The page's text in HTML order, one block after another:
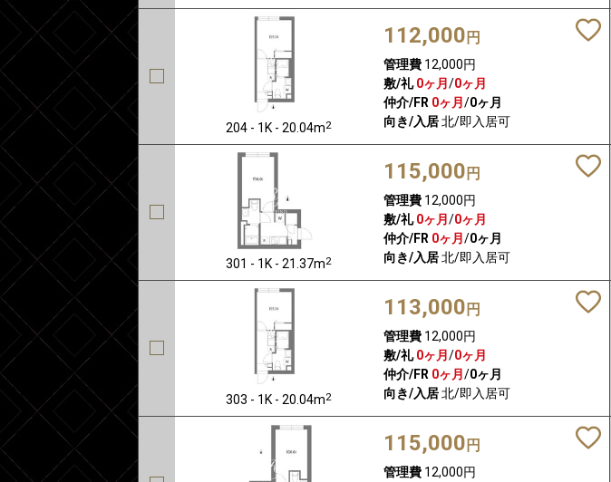
204 - 1K - 20.04m2
112,000 円
管理費12,000円
敷/礼 0ヶ月/0ヶ月
仲介/FR 0ヶ月/0ヶ月
向き/入居北/即入居可
301 - 1K - 21.37m2
115,000 円
管理費12,000円
敷/礼 0ヶ月/0ヶ月
仲介/FR 0ヶ月/0ヶ月
向き/入居北/即入居可
303 - 1K - 20.04m2
113,000 円
管理費12,000円
敷/礼 0ヶ月/0ヶ月
仲介/FR 0ヶ月/0ヶ月
向き/入居北/即入居可
115,000 円
管理費12,000円